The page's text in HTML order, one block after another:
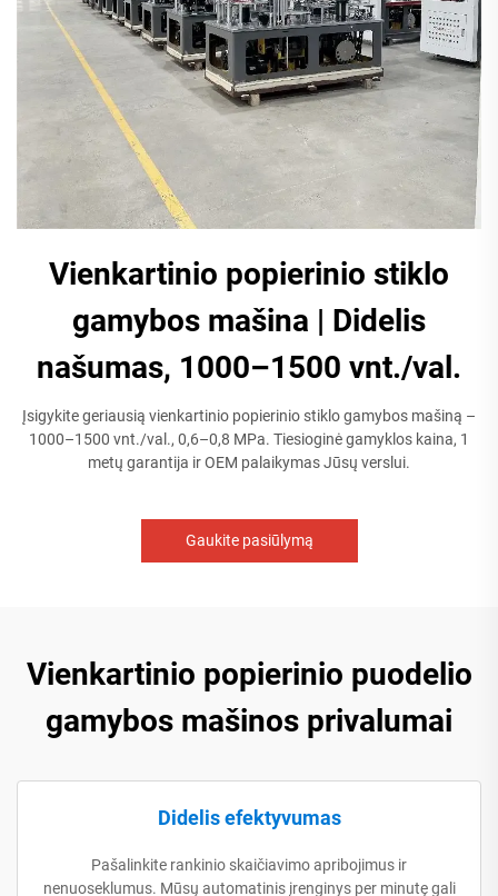
Vienkartinio popierinio stiklo
gamybos mašina | Didelis
našumas, 1000–1500 vnt./val.​
Įsigykite geriausią vienkartinio popierinio stiklo gamybos mašiną –
1000–1500 vnt./val., 0,6–0,8 MPa. Tiesioginė gamyklos kaina, 1
metų garantija ir OEM palaikymas Jūsų verslui.​
Gaukite pasiūlymą
Vienkartinio popierinio puodelio
gamybos mašinos privalumai
Didelis efektyvumas
Pašalinkite rankinio skaičiavimo apribojimus ir
nenuoseklumus. Mūsų automatinis įrenginys per minutę gali